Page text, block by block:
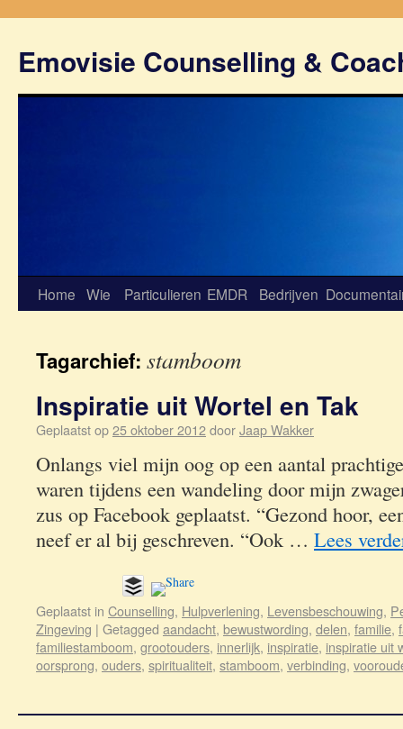
Emovisie Counselling &
Home Wie Particulieren EMDR Bedrijven
Tagarchief: stamboom
Inspiratie uit Wortel en Tak
Geplaatst op25 oktober 2012doorJaap Wakker
Onlangs viel mijn oog op een aantal
waren tijdens een wandeling door mijn
zus op Facebook geplaatst. “Gezond hoor,
neef er al bij geschreven. “Ook … Lees
Geplaatst in Counselling, Hulpverlening, Levensbeschouwing,
Zingeving | Getagged aandacht, bewustwording, delen, familie,
familiestamboom, grootouders, innerlijk, inspiratie, inspiratie uit
oorsprong, ouders, spiritualiteit, stamboom, verbinding,